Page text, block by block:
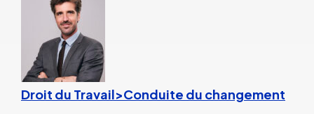
Droit du Travail>Conduite du changement